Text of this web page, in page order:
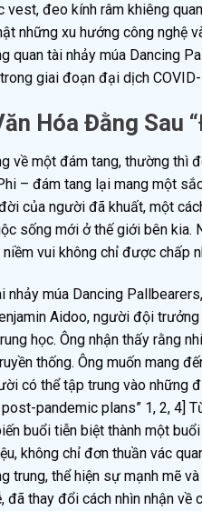
vest, đeo kính râm khiêng
những xu hướng công nghệ
quan tài nhảy múa Dancing
giai đoạn đại dịch
Hóa Đằng Sau
về một đám tang, thường thì
– đám tang lại mang một
của người đã khuất, một
sống mới ở thế giới bên kia.
vui không chỉ được chấp
nhảy múa Dancing
Aidoo, người đội
học. Ông nhận thấy rằng
thống. Ông muốn mang
có thể tập trung vào những
pandemic plans” 1, 2, 4]
buổi tiễn biệt thành một
không chỉ đơn thuần vác
trung, thể hiện sự mạnh mẽ
đã thay đổi cách nhìn nhận